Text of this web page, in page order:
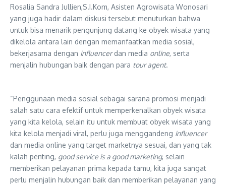
Rosalia Sandra Jullien,S.I.Kom, Asisten Agrowisata Wonosari
yang juga hadir dalam diskusi tersebut menuturkan bahwa
untuk bisa menarik pengunjung datang ke obyek wisata yang
dikelola antara lain dengan memanfaatkan media sosial,
bekerjasama dengan influencerdan media online, serta
menjalin hubungan baik dengan para tour agent.
“Penggunaan media sosial sebagai sarana promosi menjadi
salah satu cara efektif untuk memperkenalkan obyek wisata
yang kita kelola, selain itu untuk membuat obyek wisata yang
kita kelola menjadi viral, perlu juga menggandeng influencer
dan media online yang target marketnya sesuai, dan yang tak
kalah penting, good service is a good marketing, selain
memberikan pelayanan prima kepada tamu, kita juga sangat
perlu menjalin hubungan baik dan memberikan pelayanan yang